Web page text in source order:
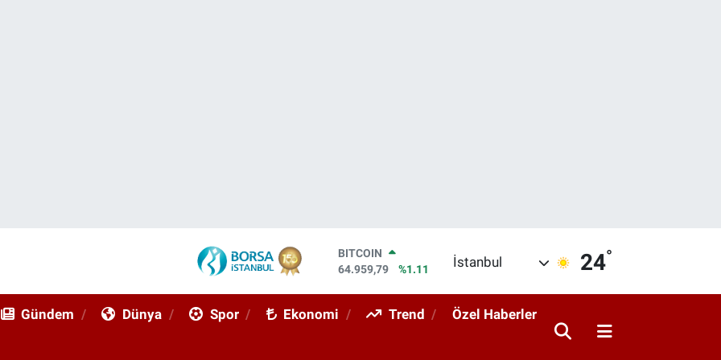
DOLAR
47,7436
%0.18
STERLİN
İstanbul 24°
Gündem Dünya Spor Ekonomi Trend Özel Haberler